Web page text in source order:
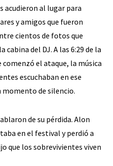
acudieron al lugar para
y amigos que fueron
cientos de fotos que
del DJ. A las 6:29 de la
comenzó el ataque, la música
escuchaban en ese
de silencio.
de su pérdida. Alon
en el festival y perdió a
que los sobrevivientes viven